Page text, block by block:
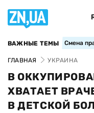
ВАЖНЫЕ ТЕМЫ Смена
ГЛАВНАЯ УКРАИНА
В
ХВАТАЕТ
В ДЕТСКОЙ